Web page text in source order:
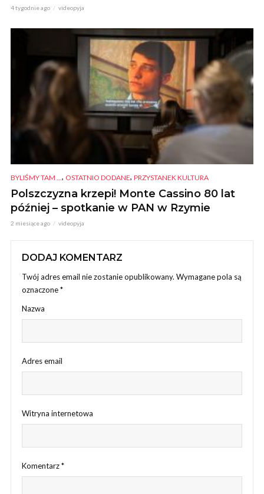
4 tygodnie ago videopyja
BYLIŚMY TAM ... , OSTATNIO DODANE, PRZYSTANEK KULTURA
Polszczyzna krzepi! Monte Cassino 80 lat
później – spotkanie w PAN w Rzymie
2 miesiące ago videopyja
DODAJ KOMENTARZ
Twój adres email nie zostanie opublikowany. Wymagane pola są
oznaczone*
Nazwa
Adres email
Witryna internetowa
Komentarz*